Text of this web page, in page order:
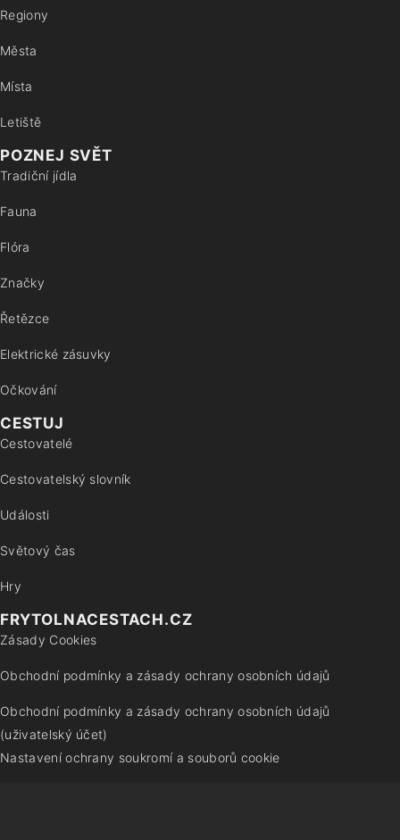
Regiony
Města
Místa
Letiště
POZNEJ SVĚT
Tradiční jídla
Fauna
Flóra
Značky
Řetězce
Elektrické zásuvky
Očkování
CESTUJ
Cestovatelé
Cestovatelský slovník
Události
Světový čas
Hry
FRYTOLNACESTACH.CZ
Zásady Cookies
Obchodní podmínky a zásady ochrany osobních údajů
Obchodní podmínky a zásady ochrany osobních údajů
(uživatelský účet)
Nastavení ochrany soukromí a souborů cookie